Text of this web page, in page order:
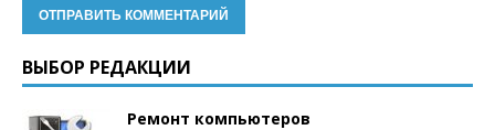
ВЫБОР РЕДАКЦИИ
Ремонт компьютеров